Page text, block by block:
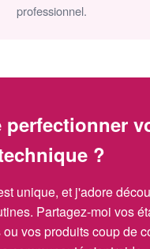
professionnel.
perfectionner
?
unique, et j'adore
Partagez-moi vos
vos produits coup de